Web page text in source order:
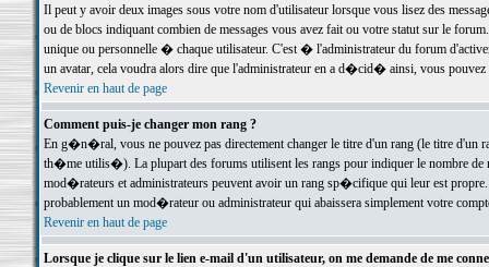
Il peut y avoir deux images sous votre nom d'utilisateur lorsque vous lisez des
ou de blocs indiquant combien de messages vous avez fait ou votre statut sur le
unique ou personnelle � chaque utilisateur. C'est � l'administrateur du forum
un avatar, cela voudra alors dire que l'administrateur en a d�cid� ainsi, vous
Revenir en haut de page
Comment puis-je changer mon rang ?
En g�n�ral, vous ne pouvez pas directement changer le titre d'un rang (le titre d'un
th�me utilis�). La plupart des forums utilisent les rangs pour indiquer le nombre de
mod�rateurs et administrateurs peuvent avoir un rang sp�cifique qui leur est
probablement un mod�rateur ou administrateur qui abaissera simplement votre
Revenir en haut de page
Lorsque je clique sur le lien e-mail d'un utilisateur, on me demande de me